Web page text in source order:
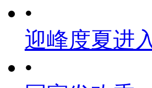
•
迎峰度夏进
•